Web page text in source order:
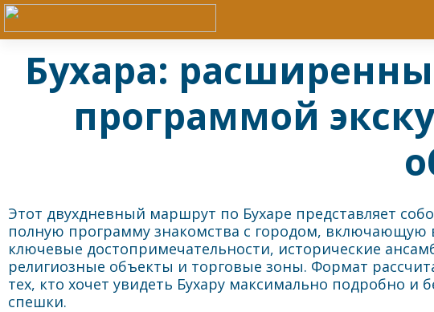
Бухара:
программой
Этот двухдневный маршрут по Бухаре представляет
полную программу знакомства с городом, включающую
ключевые достопримечательности, исторические
религиозные объекты и торговые зоны. Формат
тех, кто хочет увидеть Бухару максимально подробно и
спешки.